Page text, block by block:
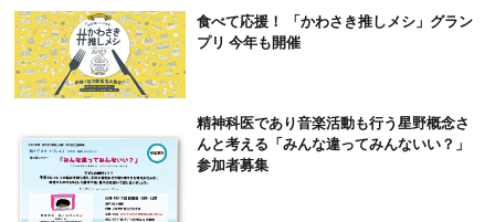
食べて応援！ 「かわさき推しメシ」グラン
プリ 今年も開催
精神科医であり音楽活動も行う星野概念さ
んと考える「みんな違ってみんないい？」
参加者募集